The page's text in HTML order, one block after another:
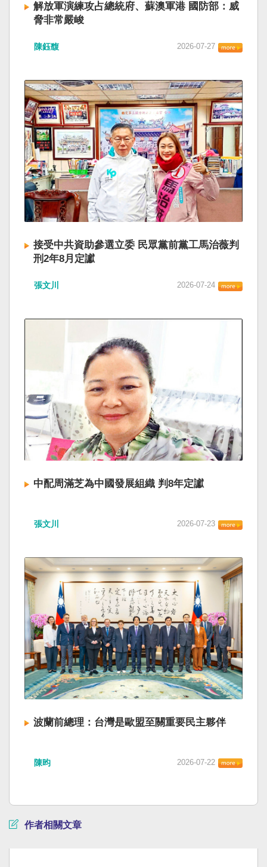
解放軍演練攻占總統府、蘇澳軍港 國防部：威
脅非常嚴峻
陳鈺馥 2026-07-27
接受中共資助參選立委 民眾黨前黨工馬治薇判
刑2年8月定讞
張文川 2026-07-24
中配周滿芝為中國發展組織 判8年定讞
張文川 2026-07-23
波蘭前總理：台灣是歐盟至關重要民主夥伴
陳昀 2026-07-22
作者相關文章